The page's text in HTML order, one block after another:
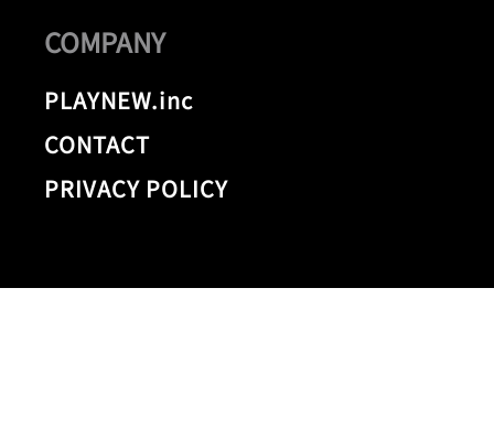
COMPANY
PLAYNEW.inc
CONTACT
PRIVACY POLICY